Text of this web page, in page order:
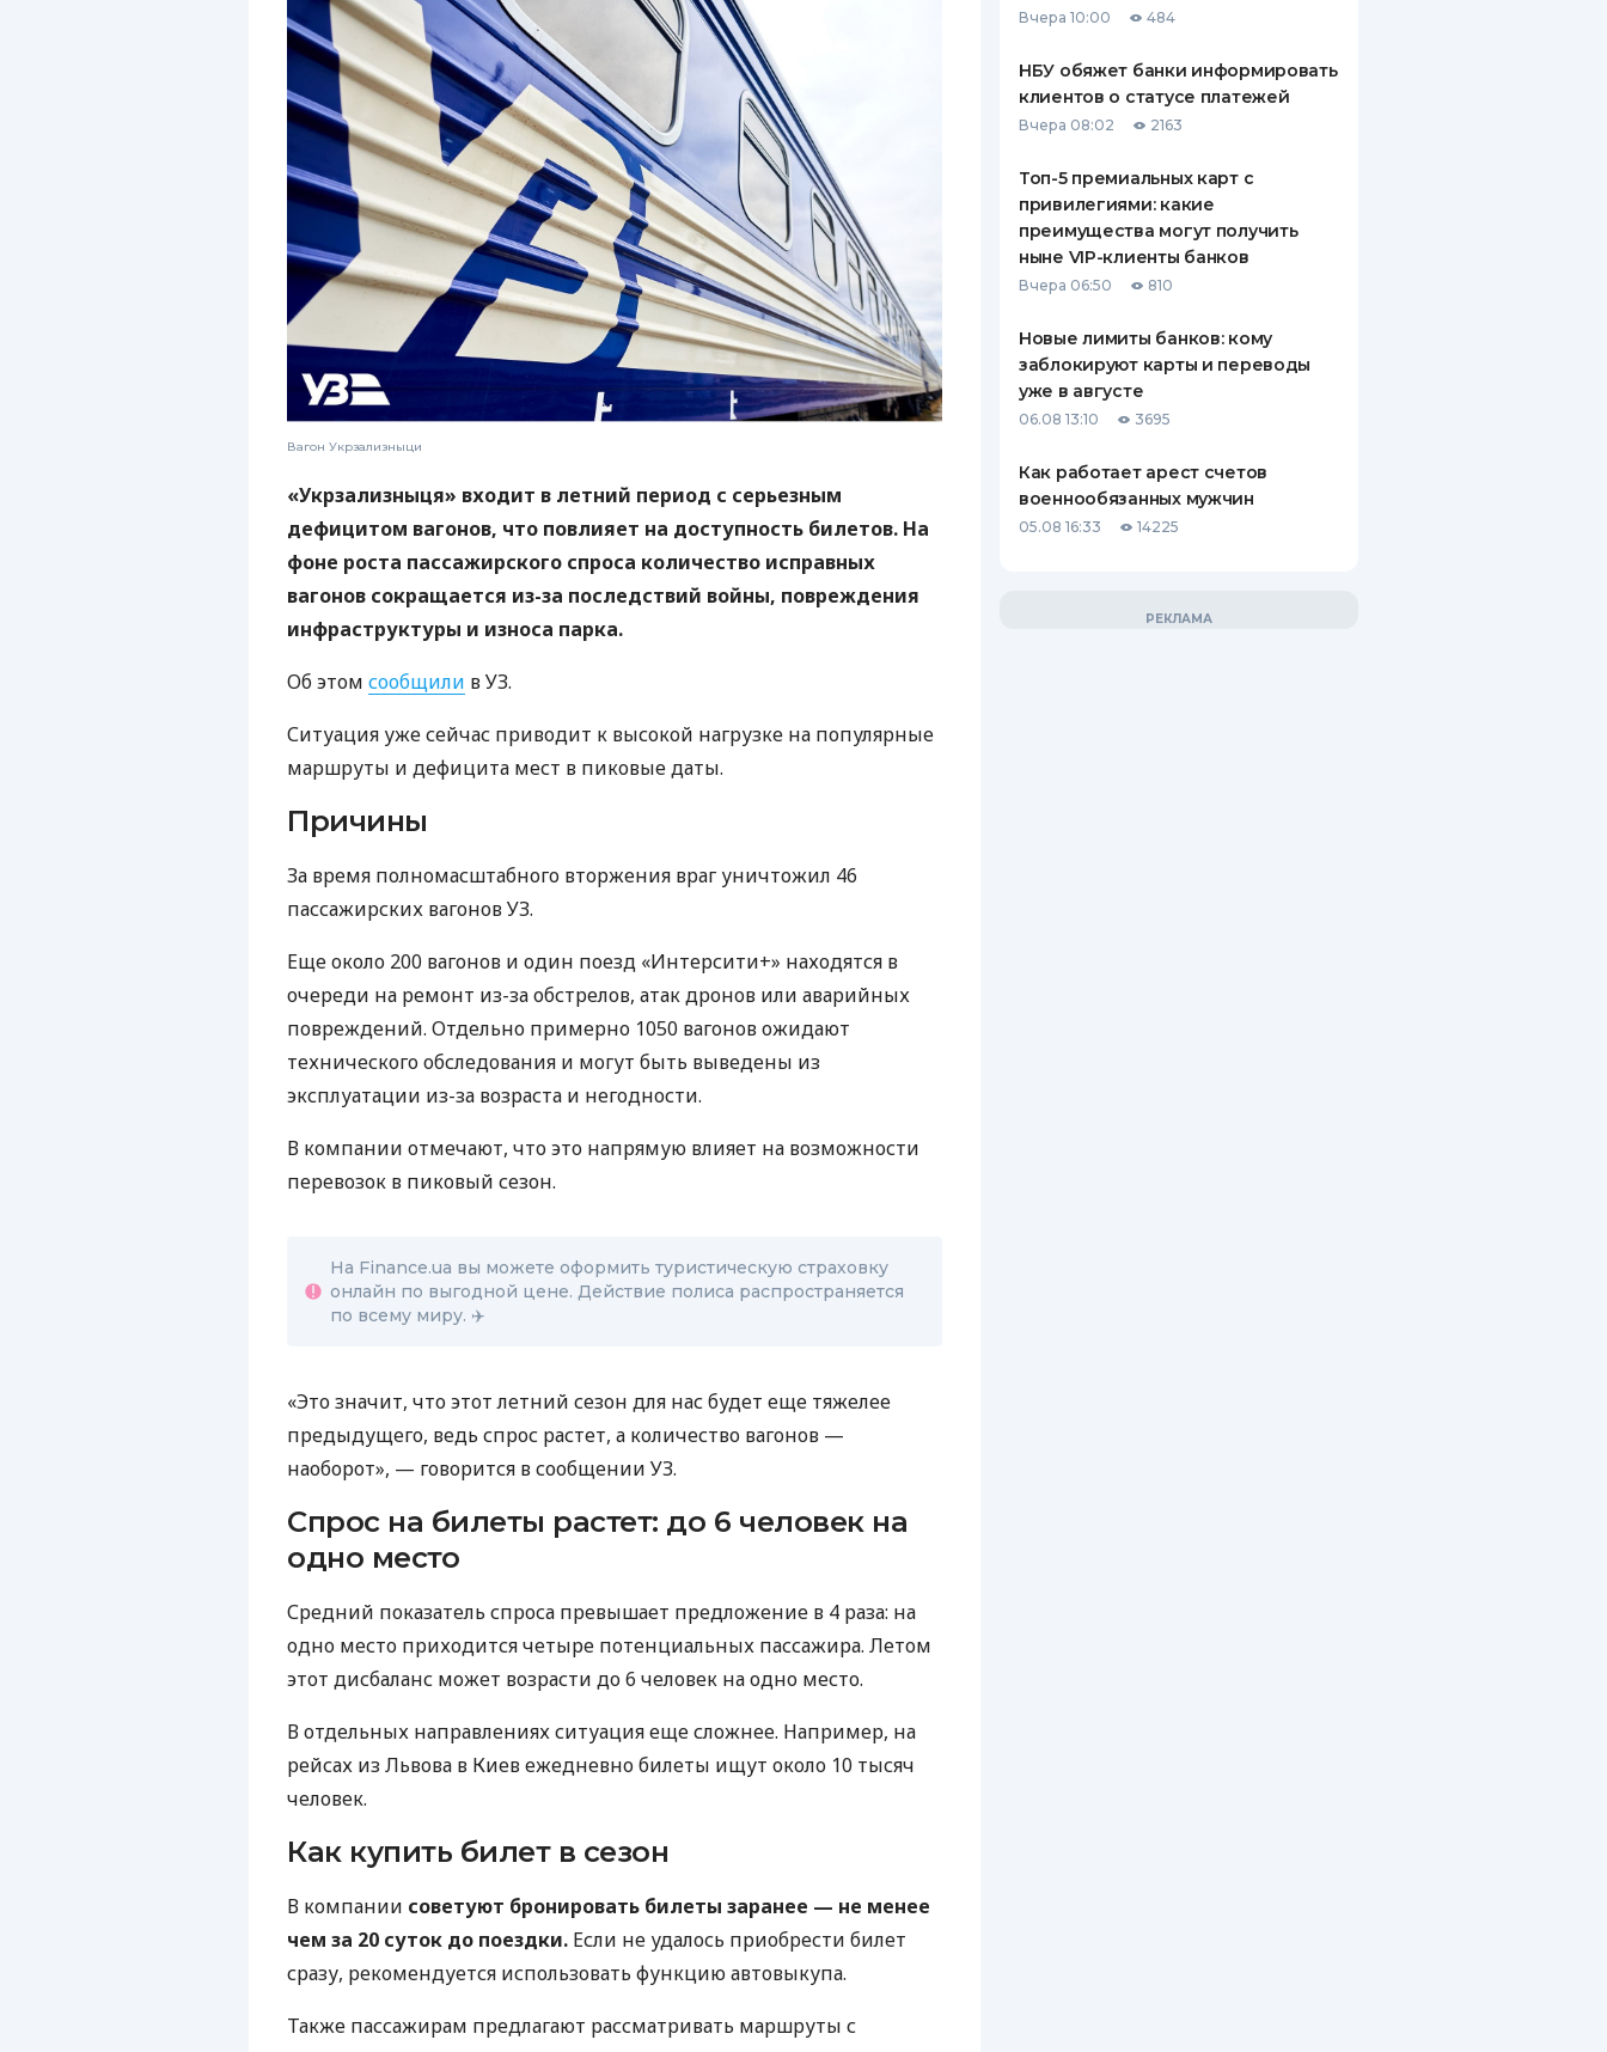
БАНКОВСКИМ КАРТАМ
СТРАХОВАНИЮ
ВСЕ СТРАХОВЫЕ ПОЛИСЫ
ОТЗЫВЫ О СТРАХОВЫХ
КОМПАНИЯХ
Вагон Укрзализныци
«Укрзализныця» входит в летний период с серьезным
дефицитом вагонов, что повлияет на доступность билетов. На
фоне роста пассажирского спроса количество исправных
вагонов сокращается из-за последствий войны, повреждения
инфраструктуры и износа парка.
Об этом сообщили в УЗ.
Ситуация уже сейчас приводит к высокой нагрузке на популярные
маршруты и дефицита мест в пиковые даты.
Причины
За время полномасштабного вторжения враг уничтожил 46
пассажирских вагонов УЗ.
Еще около 200 вагонов и один поезд «Интерсити+» находятся в
очереди на ремонт из-за обстрелов, атак дронов или аварийных
повреждений. Отдельно примерно 1050 вагонов ожидают
технического обследования и могут быть выведены из
эксплуатации из-за возраста и негодности.
В компании отмечают, что это напрямую влияет на возможности
перевозок в пиковый сезон.
На Finance.ua вы можете оформить туристическую страховку
онлайн по выгодной цене. Действие полиса распространяется
по всему миру. ✈️
«Это значит, что этот летний сезон для нас будет еще тяжелее
предыдущего, ведь спрос растет, а количество вагонов —
наоборот», — говорится в сообщении УЗ.
Спрос на билеты растет: до 6 человек на
одно место
Средний показатель спроса превышает предложение в 4 раза: на
одно место приходится четыре потенциальных пассажира. Летом
этот дисбаланс может возрасти до 6 человек на одно место.
В отдельных направлениях ситуация еще сложнее. Например, на
рейсах из Львова в Киев ежедневно билеты ищут около 10 тысяч
человек.
Как купить билет в сезон
В компании советуют бронировать билеты заранее — не менее
чем за 20 суток до поездки. Если не удалось приобрести билет
сразу, рекомендуется использовать функцию автовыкупа.
Также пассажирам предлагают рассматривать маршруты с
Вчера 10:00 484
НБУ обяжет банки информировать
клиентов о статусе платежей
Вчера 08:02 2163
Топ-5 премиальных карт с
привилегиями: какие
преимущества могут получить
ныне VIP-клиенты банков
Вчера 06:50 810
Новые лимиты банков: кому
заблокируют карты и переводы
уже в августе
06.08 13:10 3695
Как работает арест счетов
военнообязанных мужчин
05.08 16:33 14225